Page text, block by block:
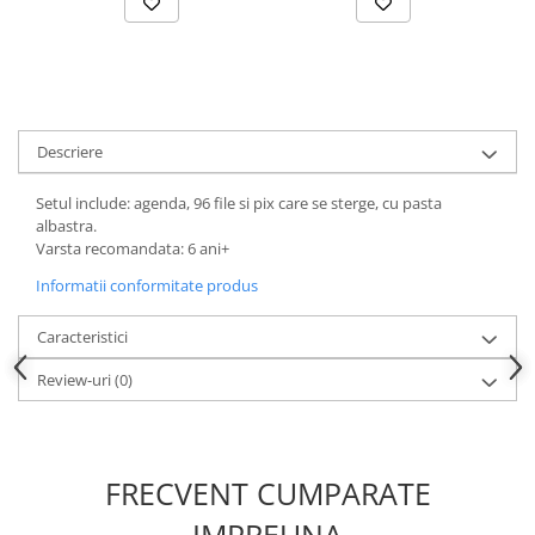
Descriere
Setul include: agenda, 96 file si pix care se sterge, cu pasta
albastra.
Varsta recomandata: 6 ani+
Informatii conformitate produs
Caracteristici
Review-uri(0)
FRECVENT CUMPARATE